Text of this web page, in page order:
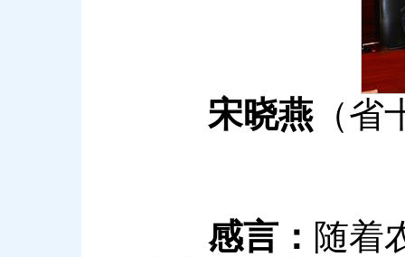
宋晓燕（省
感言： 随着